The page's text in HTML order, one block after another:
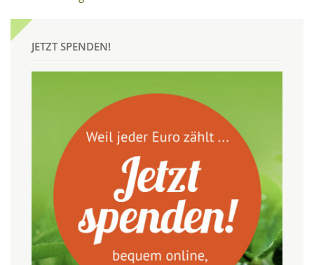
JETZT SPENDEN!